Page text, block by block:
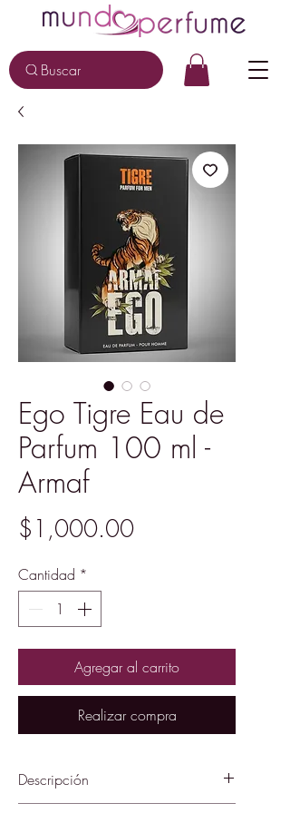
Buscar
Ego Tigre Eau de
Parfum 100 ml -
Armaf
$1,000.00Precio
Cantidad *
Agregar al carrito
Realizar compra
Descripción